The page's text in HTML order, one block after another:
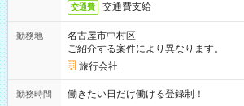
交通費 交通費支給
勤務地
名古屋市中村区
ご紹介する案件により異なります。
旅行会社
勤務時間 働きたい日だけ働ける登録制！